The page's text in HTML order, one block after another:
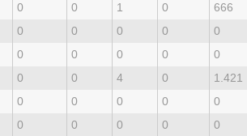
0 0 1 0
666
0 0 0 0
0
0 0 0 0
0
0 0 4 0
1.421
0 0 0 0
0
0 0 0 0
0